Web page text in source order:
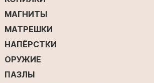
МАГНИТЫ
МАТРЕШКИ
НАПЁРСТКИ
ОРУЖИЕ
ПАЗЛЫ